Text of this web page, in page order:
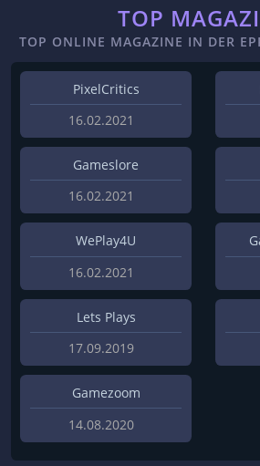
TOP
TOP ONLINE MAGAZINE IN DER
PixelCritics
16.02.2021
Gameslore
16.02.2021
WePlay4U
16.02.2021
Lets Plays
17.09.2019
Gamezoom
14.08.2020